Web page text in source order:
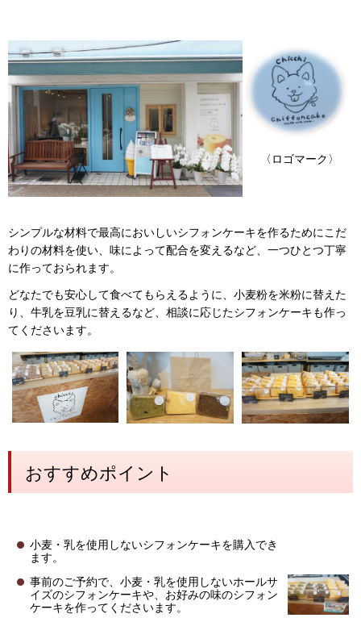
〈ロゴマーク〉
シンプルな材料で最高においしいシフォンケーキを作るためにこだ
わりの材料を使い、味によって配合を変えるなど、一つひとつ丁寧
に作っておられます。
どなたでも安心して食べてもらえるように、小麦粉を米粉に替えた
り、牛乳を豆乳に替えるなど、相談に応じたシフォンケーキも作っ
てくださいます。
おすすめポイント
小麦・乳を使用しないシフォンケーキを購入でき
ます。
事前のご予約で、小麦・乳を使用しないホールサ
イズのシフォンケーキや、お好みの味のシフォン
ケーキを作ってくださいます。